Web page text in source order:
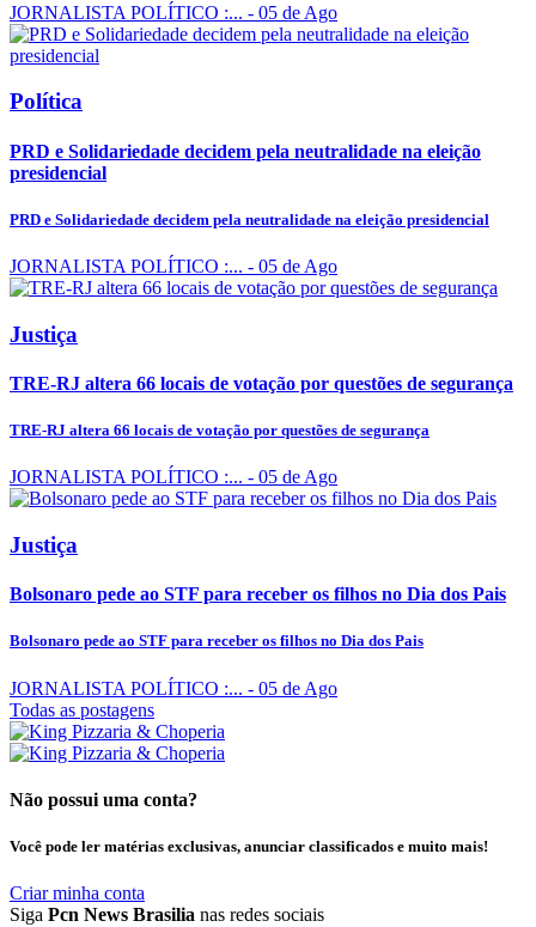
JORNALISTA POLÍTICO :... - 05 de Ago
Política
PRD e Solidariedade decidem pela neutralidade na eleição
presidencial
PRD e Solidariedade decidem pela neutralidade na eleição presidencial
JORNALISTA POLÍTICO :... - 05 de Ago
Justiça
TRE-RJ altera 66 locais de votação por questões de segurança
TRE-RJ altera 66 locais de votação por questões de segurança
JORNALISTA POLÍTICO :... - 05 de Ago
Justiça
Bolsonaro pede ao STF para receber os filhos no Dia dos Pais
Bolsonaro pede ao STF para receber os filhos no Dia dos Pais
JORNALISTA POLÍTICO :... - 05 de Ago
Todas as postagens
Não possui uma conta?
Você pode ler matérias exclusivas, anunciar classificados e muito mais!
Criar minha conta
Siga Pcn News Brasilia nas redes sociais